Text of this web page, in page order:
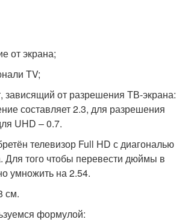
от экрана;
TV;
зависящий от разрешения ТВ-экрана:
составляет 2.3, для разрешения
UHD – 0.7.
телевизор Full HD с диагональю
Для того чтобы перевести дюймы в
умножить на 2.54.
см.
формулой: